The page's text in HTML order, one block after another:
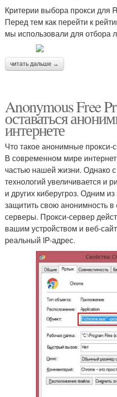
Критерии выбора прокси для
Перед тем как перейти к
мы использовали для отбора
читать дальше →
Anonymous Free
оставаться
интернете
Что такое анонимные прокси-
В современном мире
частью нашей жизни. Однако
технологий увеличивается и
и других киберугроз. Одним
защитить свою анонимность в
серверы. Прокси-сервер
вашим устройством и веб-
реальный IP-адрес.